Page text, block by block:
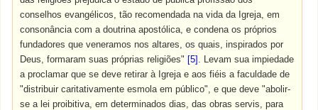
conselhos evangélicos, tão recomendada na vida da Igreja, em
consonância com a doutrina apostólica, e condena os próprios
fundadores que veneramos nos altares, os quais, inspirados por
Deus, formaram suas próprias religiões" [5] . Levam sua impiedade
a proclamar que se deve retirar à Igreja e aos fiéis a faculdade de
"distribuir caritativamente esmola em público", e que deve "abolir-
se a lei proibitiva, em determinados dias, das obras servis, para